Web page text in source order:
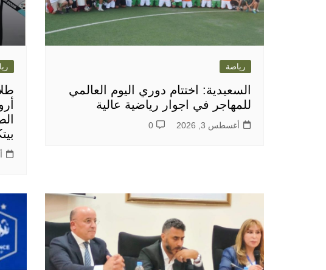
رياضة
السعيدية: اختتام دوري اليوم العالمي
للمهاجر في اجوار رياضية عالية
أغسطس 3, 2026 0